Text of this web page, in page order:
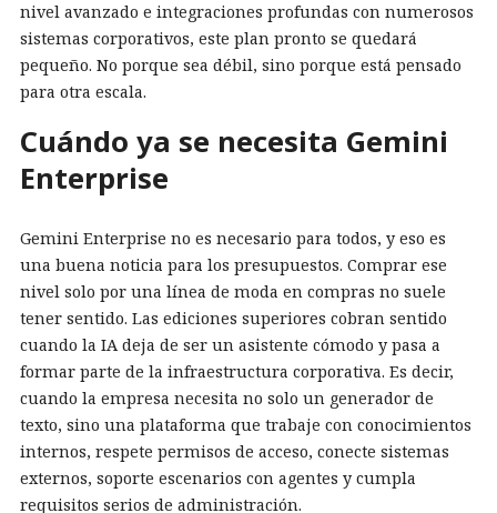
nivel avanzado e integraciones profundas con numerosos
sistemas corporativos, este plan pronto se quedará
pequeño. No porque sea débil, sino porque está pensado
para otra escala.
Cuándo ya se necesita Gemini
Enterprise
Gemini Enterprise no es necesario para todos, y eso es
una buena noticia para los presupuestos. Comprar ese
nivel solo por una línea de moda en compras no suele
tener sentido. Las ediciones superiores cobran sentido
cuando la IA deja de ser un asistente cómodo y pasa a
formar parte de la infraestructura corporativa. Es decir,
cuando la empresa necesita no solo un generador de
texto, sino una plataforma que trabaje con conocimientos
internos, respete permisos de acceso, conecte sistemas
externos, soporte escenarios con agentes y cumpla
requisitos serios de administración.